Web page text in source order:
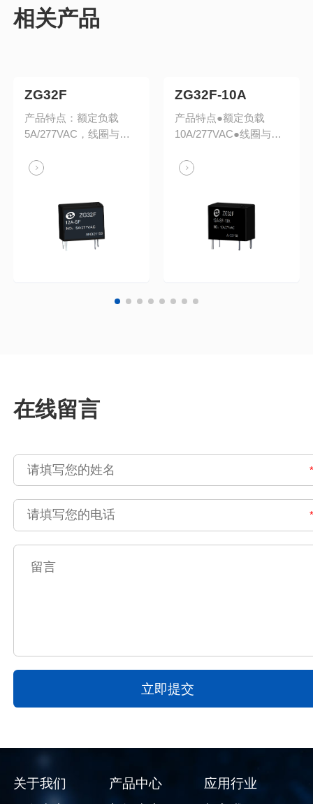
相关产品
ZG32F
产品特点：额定负载
5A/277VAC，线圈与触
击电压 6kV，适用温度
ZG32F-10A
产品特点●额定负载
10A/277VAC●线圈与触
击电压6kV●适用温度范
额定电压
5/6/9/12/24VDC触点参
数触点材料银合金
在线留言
*
*
关于我们 产品中心
应用行业